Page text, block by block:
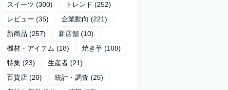
スイーツ (300) トレンド (252)
レビュー (35) 企業動向 (221)
新商品 (257) 新店舗 (10)
機材・アイテム (18) 焼き芋 (108)
特集 (23) 生産者 (21)
百貨店 (20) 統計・調査 (25)